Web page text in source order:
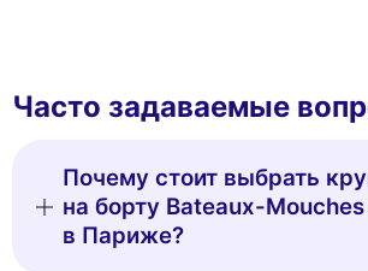
Часто задаваемые
Почему стоит выбрать
на борту Bateaux-
в Париже?